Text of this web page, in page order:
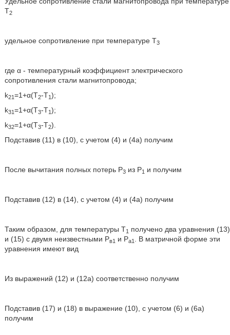
Т2
удельное сопротивление при температуре Т3
где α - температурный коэффициент электрического
сопротивления стали магнитопровода;
k21=1+α(Т2-Т1);
k31=1+α(Т3-Т1);
k32=1+α(Т3-Т2).
Подставив (11) в (10), с учетом (4) и (4а) получим
После вычитания полных потерь Р3из P1 и получим
Подставив (12) в (14), с учетом (4) и (4а) получим
Таким образом, для температуры Т1 получено два уравнения (13)
и (15) с двумя неизвестными Рв1 и Ра1
. В матричной форме эти
уравнения имеют вид
Из выражений (12) и (12а) соответственно получим
Подставив (17) и (18) в выражение (10), с учетом (6) и (6а)
получим